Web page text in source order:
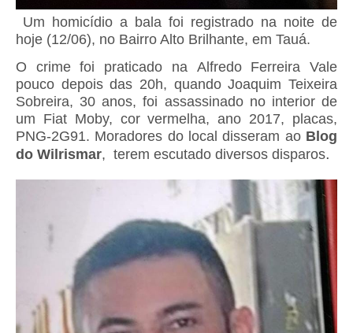
Um homicídio a bala foi registrado na noite de
hoje (12/06), no Bairro Alto Brilhante, em Tauá.
O crime foi praticado na Alfredo Ferreira Vale
pouco depois das 20h, quando Joaquim Teixeira
Sobreira, 30 anos, foi assassinado no interior de
um Fiat Moby, cor vermelha, ano 2017, placas,
PNG-2G91. Moradores do local disseram ao Blog
do Wilrismar, terem escutado diversos disparos.